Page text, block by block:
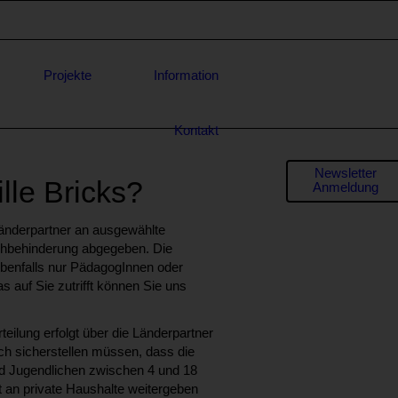
Projekte Information
Kontakt
Newsletter
Anmeldung
Bricks?
an ausgewählte
abgegeben. Die
nur PädagogInnen oder
auf Sie zutrifft können Sie uns
erfolgt über die Länderpartner
sicherstellen müssen, dass die
Jugendlichen zwischen 4 und 18
private Haushalte weitergeben